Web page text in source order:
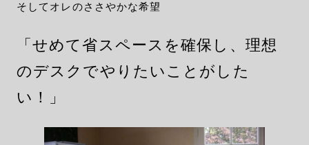
そしてオレのささやかな希望
「せめて省スペースを確保し、理想
のデスクでやりたいことがした
い！」